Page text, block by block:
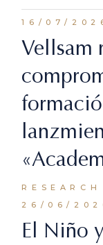
16/07/
Vellsam
RESEARCH
26/06/
El Niño